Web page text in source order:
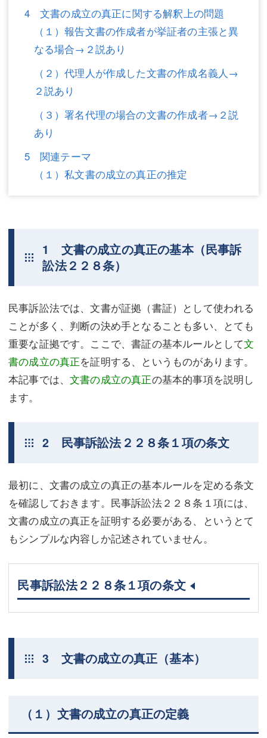
調査・書面作成
債務整理
マスコミ取材・実績
アクセス
東京事務所 (新宿・四谷)
埼玉事務所 (さいたま市)
川口事務所（埼玉県川口市）
債務整理
マスコミ取材・実績
アクセス
東京事務所 (新宿・四谷)
埼玉事務所 (さいたま市)
川口事務所（埼玉県川口市）
お問い合せフォーム
4 文書の成立の真正に関する解釈上の問題
（１）報告文書の作成者が挙証者の主張と異
なる場合→２説あり
（２）代理人が作成した文書の作成名義人→
２説あり
（３）署名代理の場合の文書の作成者→２説
あり
5 関連テーマ
（１）私文書の成立の真正の推定
1 文書の成立の真正の基本（民事訴
訟法２２８条）
民事訴訟法では、文書が証拠（書証）として使われる
ことが多く、判断の決め手となることも多い、とても
重要な証拠です。ここで、書証の基本ルールとして文
書の成立の真正を証明する、というものがあります。
本記事では、文書の成立の真正の基本的事項を説明し
ます。
2 民事訴訟法２２８条１項の条文
最初に、文書の成立の真正の基本ルールを定める条文
を確認しておきます。民事訴訟法２２８条１項には、
文書の成立の真正を証明する必要がある、というとて
もシンプルな内容しか記述されていません。
民事訴訟法２２８条１項の条文
3 文書の成立の真正（基本）
（１）文書の成立の真正の定義